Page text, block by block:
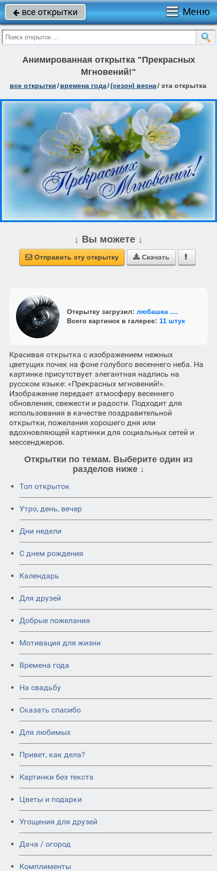
 все открытки Меню
Анимированная открытка "Прекрасных
Мгновений!"
все открытки/времена года/(сезон) весна/ эта открытка
↓ Вы можете ↓
 Отправить эту открытку  Скачать 
Открытку загрузил: любашка ....
Всего картинок в галерее: 11 штук
Красивая открытка с изображением нежных
цветущих почек на фоне голубого весеннего неба. На
картинке присутствует элегантная надпись на
русском языке: «Прекрасных мгновений!».
Изображение передает атмосферу весеннего
обновления, свежести и радости. Подходит для
использования в качестве поздравительной
открытки, пожелания хорошего дня или
вдохновляющей картинки для социальных сетей и
мессенджеров.
Открытки по темам. Выберите один из
разделов ниже ↓
Топ открыток
Утро, день, вечер
Дни недели
C днем рождения
Календарь
Для друзей
Добрые пожелания
Мотивация для жизни
Времена года
На свадьбу
Сказать спасибо
Для любимых
Привет, как дела?
Картинки без текста
Цветы и подарки
Угощения для друзей
Дача / огород
Комплименты